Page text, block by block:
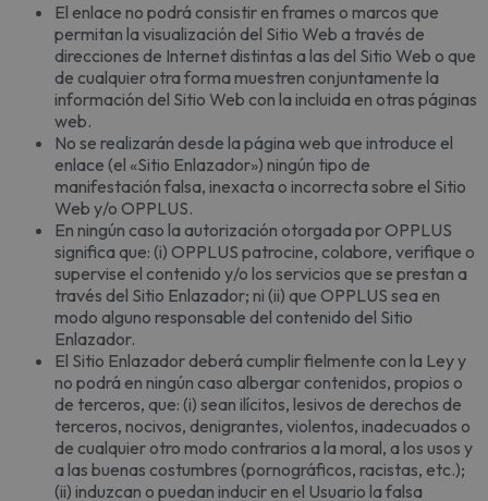
El enlace no podrá consistir en frames o marcos que
permitan la visualización del Sitio Web a través de
direcciones de Internet distintas a las del Sitio Web o que
de cualquier otra forma muestren conjuntamente la
información del Sitio Web con la incluida en otras páginas
web.
No se realizarán desde la página web que introduce el
enlace (el «Sitio Enlazador») ningún tipo de
manifestación falsa, inexacta o incorrecta sobre el Sitio
Web y/o OPPLUS.
En ningún caso la autorización otorgada por OPPLUS
significa que: (i) OPPLUS patrocine, colabore, verifique o
supervise el contenido y/o los servicios que se prestan a
través del Sitio Enlazador; ni (ii) que OPPLUS sea en
modo alguno responsable del contenido del Sitio
Enlazador.
El Sitio Enlazador deberá cumplir fielmente con la Ley y
no podrá en ningún caso albergar contenidos, propios o
de terceros, que: (i) sean ilícitos, lesivos de derechos de
terceros, nocivos, denigrantes, violentos, inadecuados o
de cualquier otro modo contrarios a la moral, a los usos y
a las buenas costumbres (pornográficos, racistas, etc.);
(ii) induzcan o puedan inducir en el Usuario la falsa